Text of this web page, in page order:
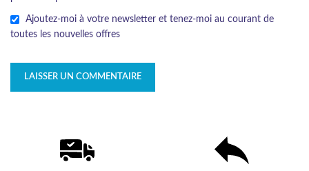
Ajoutez-moi à votre newsletter et tenez-moi au courant de
toutes les nouvelles offres